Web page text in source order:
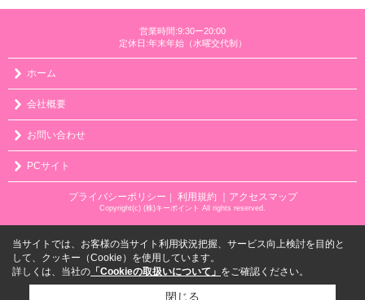
営業時間:9:30ー20:00
定休日:年末年始（水曜交代制）
ホーム
会社概要
お問い合わせ
PCサイト
プライバシーポリシー 利用規約 ｜アクセスマップ
Copyright(c) (株)キーポイント All rights reserved.
当サイトでは、お客様の当サイト利用状況把握、サービス向上検討を目的と
して、クッキー（Cookie）を使用しています。
詳しくは、当社の 「Cookieの取扱いについて」 をご確認ください。
閉じる